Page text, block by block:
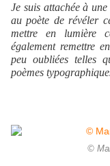
Je suis attachée à
au poète de révéler
mettre en lumière
également remettre
peu oubliées telles
poèmes
©